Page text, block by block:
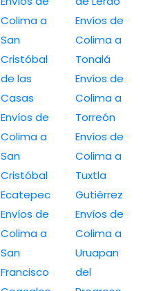
Colima a
San
Cristóbal
de las
Casas
Envíos de
Colima a
San
Cristóbal
Ecatepec
Envíos de
Colima a
San
Francisco
Envíos de
Colima a
Tonalá
Envíos de
Colima a
Torreón
Envíos de
Colima a
Tuxtla
Gutiérrez
Envíos de
Colima a
Uruapan
del